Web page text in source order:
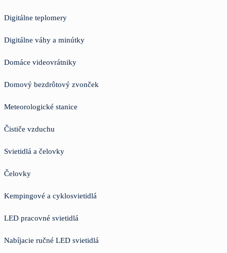
Digitálne teplomery
Digitálne váhy a minútky
Domáce videovrátniky
Domový bezdrôtový zvonček
Meteorologické stanice
Čističe vzduchu
Svietidlá a čelovky
Čelovky
Kempingové a cyklosvietidlá
LED pracovné svietidlá
Nabíjacie ručné LED svietidlá